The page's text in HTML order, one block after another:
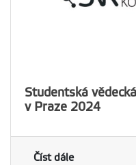
Studentská
v Praze 2024
Číst dále